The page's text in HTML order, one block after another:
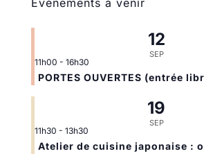
12
SEP
11h00 - 16h30
PORTES OUVERTES (entrée
19
SEP
11h30 - 13h30
Atelier de cuisine japonaise :